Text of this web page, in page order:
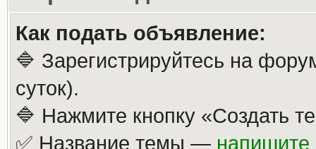
Как подать объявление:
🔷 Зарегистрируйтесь на
суток).
🔷 Нажмите кнопку «Создать
✅ Название темы — напишите